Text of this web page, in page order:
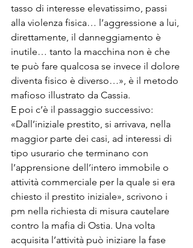
tasso di interesse elevatissimo, passi
alla violenza fisica… l’aggressione a lui,
direttamente, il danneggiamento è
inutile… tanto la macchina non è che
te può fare qualcosa se invece il dolore
diventa fisico è diverso…», è il metodo
mafioso illustrato da Cassia.
E poi c’è il passaggio successivo:
«Dall’iniziale prestito, si arrivava, nella
maggior parte dei casi, ad interessi di
tipo usurario che terminano con
l’apprensione dell’intero immobile o
attività commerciale per la quale si era
chiesto il prestito iniziale», scrivono i
pm nella richiesta di misura cautelare
contro la mafia di Ostia. Una volta
acquisita l’attività può iniziare la fase